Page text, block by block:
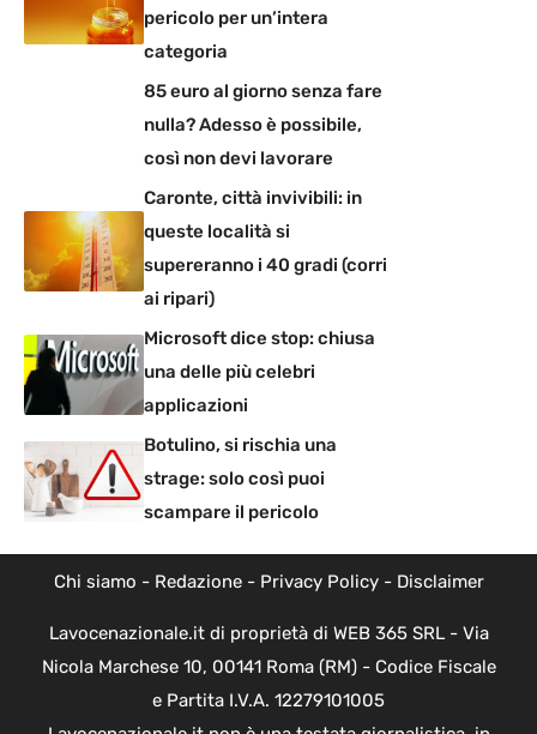
pericolo per un’intera
categoria
85 euro al giorno senza fare
nulla? Adesso è possibile,
così non devi lavorare
Caronte, città invivibili: in
queste località si
supereranno i 40 gradi (corri
ai ripari)
Microsoft dice stop: chiusa
una delle più celebri
applicazioni
Botulino, si rischia una
strage: solo così puoi
scampare il pericolo
Chi siamo - Redazione- Privacy Policy- Disclaimer
Lavocenazionale.it di proprietà di WEB 365 SRL - Via
Nicola Marchese 10, 00141 Roma (RM) - Codice Fiscale
e Partita I.V.A. 12279101005